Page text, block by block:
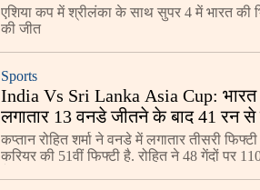
एशिया कप में श्रीलंका के साथ सुपर 4 में भारत की
की जीत
Sports
India Vs Sri Lanka Asia Cup:
लगातार 13 वनडे जीतने के बाद 41 रन से
कप्तान रोहित शर्मा ने वनडे में लगातार तीसरी
करियर की 51वीं फिफ्टी है. रोहित ने 48 गेंदों पर